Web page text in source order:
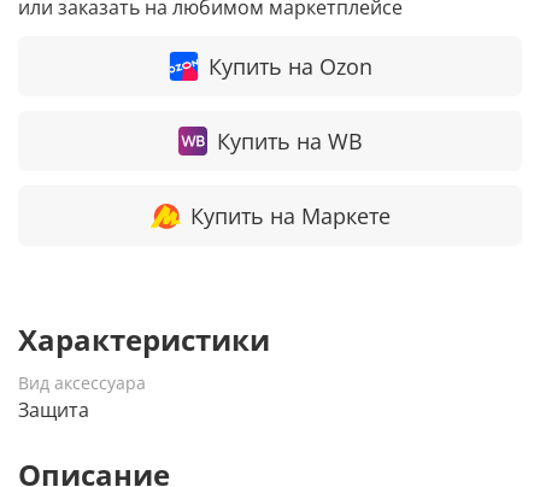
или заказать на любимом маркетплейсе
Купить на Ozon
Купить на WB
Купить на Маркете
Характеристики
Вид аксессуара
Защита
Описание